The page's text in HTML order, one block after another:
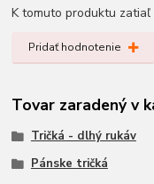
K tomuto produktu
Pridať hodnotenie
Tovar zaradený v
Tričká - dlhý rukáv
Pánske tričká